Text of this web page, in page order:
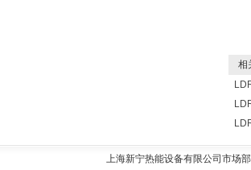
相
上海新宁热能设备有限公司市场